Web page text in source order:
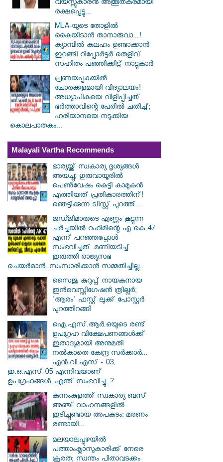
വയസ്സുകാരൻ അത്ഭുതകരമായി
രക്ഷപ്പെട്ടു...
MLA-യുടെ തോളിൽ
കൈയിടാൻ താനാരുവാ...!
ക്യാമ്പിൽ കലഹം ഉണ്ടാക്കാൻ
ഇറങ്ങി റിപ്പോർട്ടർ തെളിവ്
സഹിതം പഞ്ഞിക്കിട്ട് നാട്ടുകാർ
പ്രണയപ്പകയിൽ
ചോരക്കളമായി വിദ്യാലയം!
അധ്യാപികയെ വിളിപ്പിച്ചത്
ഭർത്താവിന്റെ പേരിൽ ചതിച്ച്;
ഹരിയാനയെ നടുക്കിയ
കൊലപാതകം...
Malayali Vartha Recommends
ഭാര്യയ്ക്ക് സ്വകാര്യ ദൃശ്യങ്ങൾ
അയച്ചു; ഗുരുവായൂരിൽ
പെൺവേഷം കെട്ടി കാമുകൻ
എത്തിയത് പ്രതികാരത്തിന്!
ഞെട്ടിക്കുന്ന ട്വിസ്റ്റ് പുറത്ത്...
ജഡ്ജിമാരുടെ എണ്ണം കൂട്ടുന്ന
ചർച്ചയിൽ റഹിമിന്റെ എ കെ 47
എന്ന് പറഞ്ഞപ്പോൾ
സംഭവിച്ചത്..മണിയടിച്ച്
ഇരുത്തി രാജ്യസഭ
ചെയർമാൻ..സംസാരിക്കാൻ സമ്മതിച്ചില്ല..
സൈജു കുറുപ്പ് നായകനായ
ഇൻവെസ്റ്റിഗേഷൻ ത്രില്ലർ;
'ആരം' ഫസ്റ്റ് ലുക്ക് പോസ്റ്റർ
പുറത്തിറങ്ങി
ഐ.എസ്.ആർ.ഒയുടെ രണ്ട്
ഉപഗ്രഹ വിക്ഷേപണങ്ങൾക്ക്
ഇതാദ്യമായി അനുമതി
നൽകാതെ കേന്ദ്ര സർക്കാർ...
എൻ.വി.എസ് - 03,
ഇ.ഒ.എസ്-05 എന്നിവയാണ്
ഉപഗ്രഹങ്ങൾ..എന്ത് സംഭവിച്ചു..?
കുന്നംകുളത്ത് സ്വകാര്യ ബസ്
അഞ്ച് വാഹനങ്ങളിൽ
ഇടിച്ചുണ്ടായ അപകടം: മരണം
രണ്ടായി...
മലയാലപ്പുഴയിൽ
പത്താംക്ലാസുകാരിക്ക് നേരെ
ക്രൂരത; സ്വന്തം പിതാവടക്കം